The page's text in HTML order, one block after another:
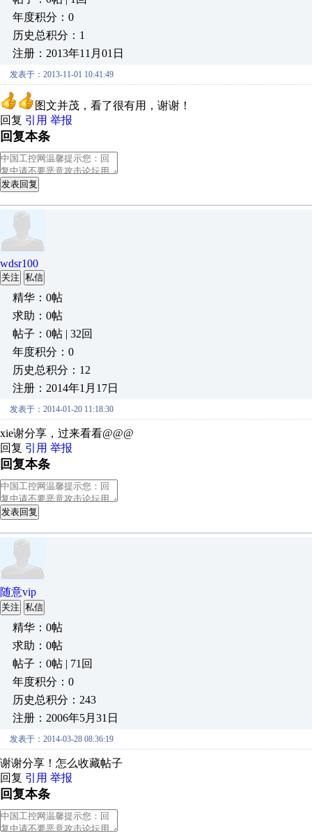
年度积分：0
历史总积分：1
注册：2013年11月01日
发表于：2013-11-01 10:41:49
图文并茂，看了很有用，谢谢！
回复 引用 举报
回复本条
发表回复
wdsr100
关注 私信
精华：0帖
求助：0帖
帖子：0帖 | 32回
年度积分：0
历史总积分：12
注册：2014年1月17日
发表于：2014-01-20 11:18:30
xie谢分享，过来看看@@@
回复 引用 举报
回复本条
发表回复
随意vip
关注 私信
精华：0帖
求助：0帖
帖子：0帖 | 71回
年度积分：0
历史总积分：243
注册：2006年5月31日
发表于：2014-03-28 08:36:19
谢谢分享！怎么收藏帖子
回复 引用 举报
回复本条